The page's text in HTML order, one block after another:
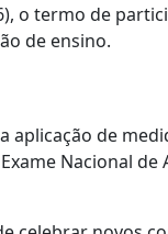
o termo de
de ensino.
aplicação de
Nacional de